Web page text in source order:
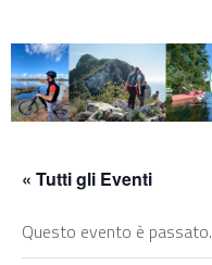
to
content
« Tutti gli Eventi
Questo evento è passato.